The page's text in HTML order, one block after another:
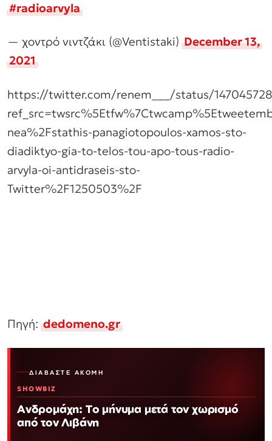
#radioarvyla
— χοντρό νιντζάκι (@Ventistaki)December 13,
2021
https://twitter.com/renem___/status/
nea%2Fstathis-panagiotopoulos-xamos-sto-
diadiktyo-gia-to-telos-tou-apo-tous-radio-
arvyla-oi-antidraseis-sto-
Twitter%2F1250503%2F
Πηγή:dedomeno.gr
ΔΙΑΒΆΣΤΕ ΑΚΌΜΗ
SHOWBIZ
Ανδρομάχη: Το μήνυμα μετά τον χωρισμό
από τον Λιβάνη